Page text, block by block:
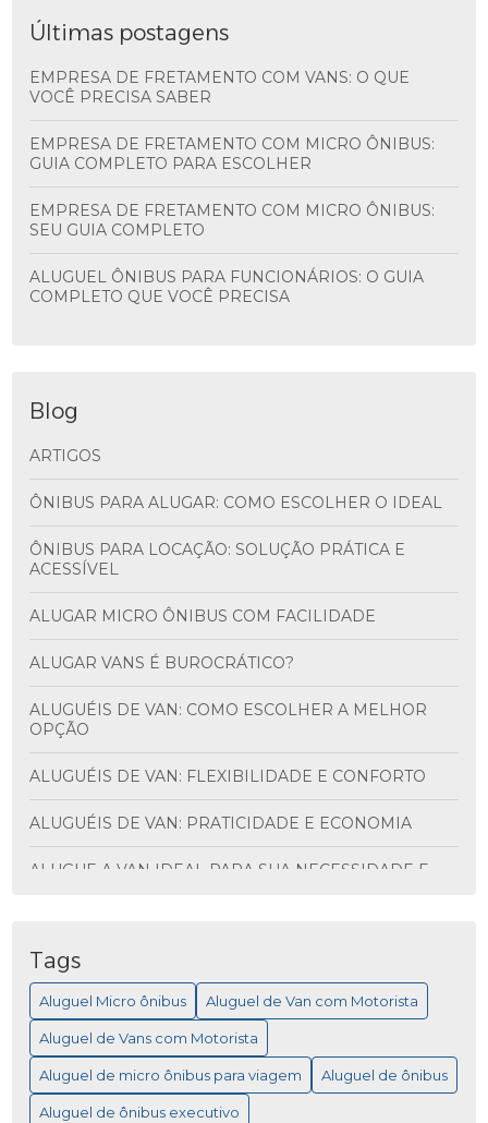
Últimas postagens
EMPRESA DE FRETAMENTO COM VANS: O QUE
VOCÊ PRECISA SABER
EMPRESA DE FRETAMENTO COM MICRO ÔNIBUS:
GUIA COMPLETO PARA ESCOLHER
EMPRESA DE FRETAMENTO COM MICRO ÔNIBUS:
SEU GUIA COMPLETO
ALUGUEL ÔNIBUS PARA FUNCIONÁRIOS: O GUIA
COMPLETO QUE VOCÊ PRECISA
Blog
ARTIGOS
ÔNIBUS PARA ALUGAR: COMO ESCOLHER O IDEAL
ÔNIBUS PARA LOCAÇÃO: SOLUÇÃO PRÁTICA E
ACESSÍVEL
ALUGAR MICRO ÔNIBUS COM FACILIDADE
ALUGAR VANS É BUROCRÁTICO?
ALUGUÉIS DE VAN: COMO ESCOLHER A MELHOR
OPÇÃO
ALUGUÉIS DE VAN: FLEXIBILIDADE E CONFORTO
ALUGUÉIS DE VAN: PRATICIDADE E ECONOMIA
ALUGUE A VAN IDEAL PARA SUA NECESSIDADE E
PRATICIDADE
ALUGUEL DE MICRO ÔNIBUS PARA EVENTOS
ALUGUEL DE MICRO ÔNIBUS: COMO ESCOLHER A
MELHOR OPÇÃO PARA SUA VIAGEM
ALUGUEL DE MICRO ÔNIBUS: COMO ESCOLHER A
Tags
Aluguel Micro ônibus Aluguel de Van com Motorista
Aluguel de Vans com Motorista
Aluguel de micro ônibus para viagem Aluguel de ônibus
Aluguel de ônibus executivo